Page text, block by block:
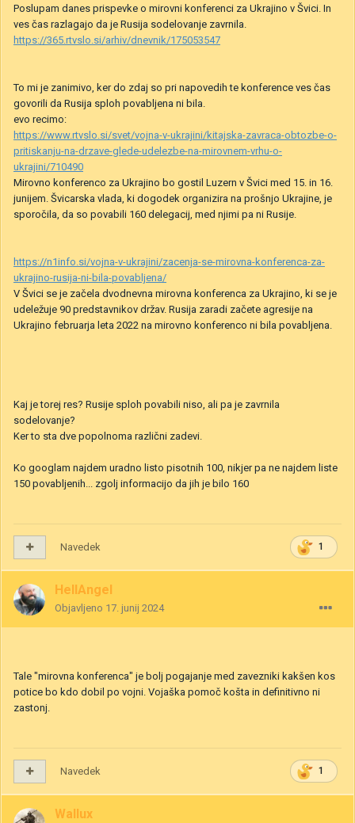
Poslupam danes prispevke o mirovni konferenci za Ukrajino v Švici. In
ves čas razlagajo da je Rusija sodelovanje zavrnila.
https://365.rtvslo.si/arhiv/dnevnik/175053547
To mi je zanimivo, ker do zdaj so pri napovedih te konference ves čas
govorili da Rusija sploh povabljena ni bila.
evo recimo:
https://www.rtvslo.si/svet/vojna-v-ukrajini/kitajska-zavraca-obtozbe-o-
pritiskanju-na-drzave-glede-udelezbe-na-mirovnem-vrhu-o-
ukrajini/710490
Mirovno konferenco za Ukrajino bo gostil Luzern v Švici med 15. in 16.
junijem. Švicarska vlada, ki dogodek organizira na prošnjo Ukrajine, je
sporočila, da so povabili 160 delegacij, med njimi pa ni Rusije.
https://n1info.si/vojna-v-ukrajini/zacenja-se-mirovna-konferenca-za-
ukrajino-rusija-ni-bila-povabljena/
V Švici se je začela dvodnevna mirovna konferenca za Ukrajino, ki se je
udeležuje 90 predstavnikov držav. Rusija zaradi začete agresije na
Ukrajino februarja leta 2022 na mirovno konferenco ni bila povabljena.
Kaj je torej res? Rusije sploh povabili niso, ali pa je zavrnila
sodelovanje?
Ker to sta dve popolnoma različni zadevi.
Ko googlam najdem uradno listo pisotnih 100, nikjer pa ne najdem liste
150 povabljenih... zgolj informacijo da jih je bilo 160
1
Navedek
HellAngel
Objavljeno 17. junij 2024
Tale "mirovna konferenca" je bolj pogajanje med zavezniki kakšen kos
potice bo kdo dobil po vojni. Vojaška pomoč košta in definitivno ni
zastonj.
1
Navedek
Wallux